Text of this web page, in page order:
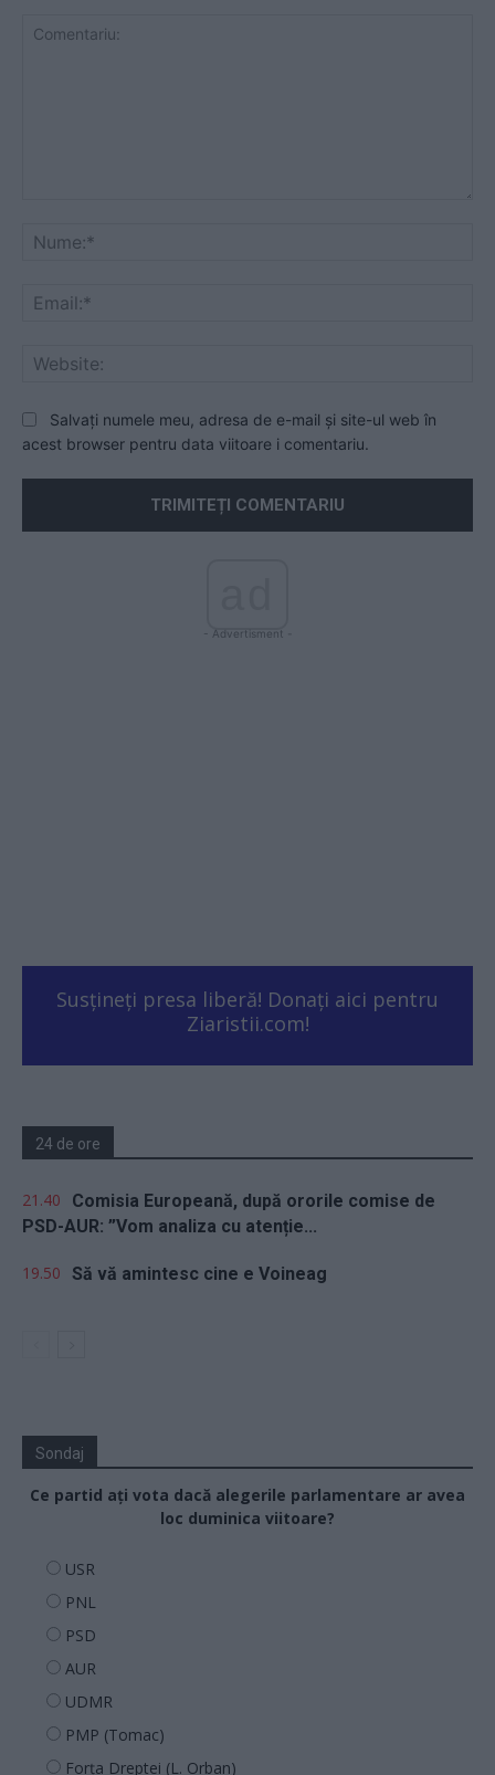
Salvați numele meu, adresa de e-mail și site-ul web în
acest browser pentru data viitoare i comentariu.
- Advertisment -
Susțineți presa liberă! Donați aici pentru
Ziaristii.com!
24 de ore
21.40
Comisia Europeană, după ororile comise de
PSD-AUR: ”Vom analiza cu atenție...
19.50 Să vă amintesc cine e Voineag
Sondaj
Ce partid ați vota dacă alegerile parlamentare ar avea
loc duminica viitoare?
USR
PNL
PSD
AUR
UDMR
PMP (Tomac)
Forța Dreptei (L. Orban)